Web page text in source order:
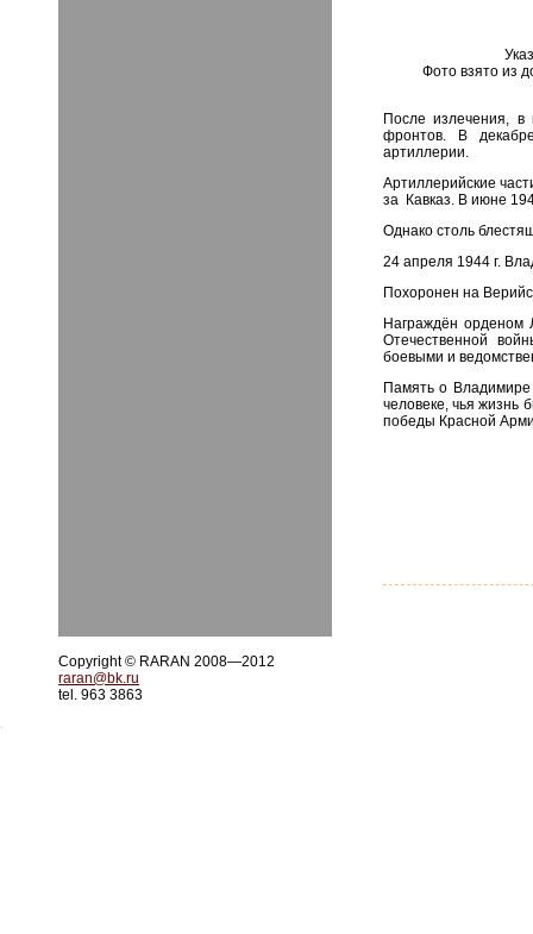
Фото взято из
После излечения, в
фронтов. В
артиллерии.
Артиллерийские
за Кавказ. В июне
Однако столь
24 апреля 1944 г.
Похоронен на
Награждён орденом
Отечественной
боевыми и
Память о Владимире
человеке, чья жизнь
победы Красной
Copyright © RARAN 2008—2012
raran@bk.ru
tel. 963 3863